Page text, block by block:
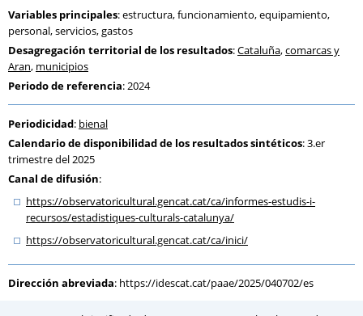
Variables principales: estructura, funcionamiento, equipamiento,
personal, servicios, gastos
Desagregación territorial de los resultados:Cataluña,comarcas y
Aran, municipios
Periodo de referencia: 2024
Periodicidad: bienal
Calendario de disponibilidad de los resultados sintéticos: 3.er
trimestre del 2025
Canal de difusión:
https://observatoricultural.gencat.cat/ca/informes-estudis-i-
recursos/estadistiques-culturals-catalunya/
https://observatoricultural.gencat.cat/ca/inici/
Dirección abreviada: https://idescat.cat/paae/2025/040702/es